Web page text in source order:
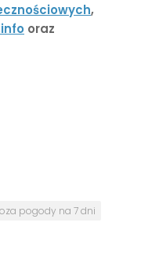
,
oraz
pogody na 7 dni